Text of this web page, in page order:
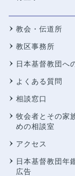
教会・伝道所
教区事務所
日本基督教団へ
よくある質問
相談窓口
牧会者とその家
めの相談室
アクセス
日本基督教団年
広告